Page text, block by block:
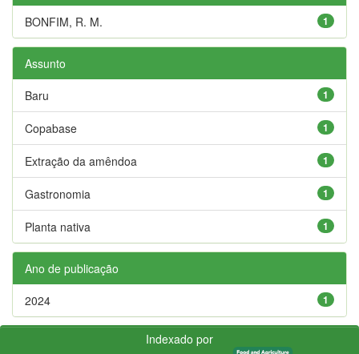
1
BONFIM, R. M.
Assunto
1
Baru
1
Copabase
1
Extração da amêndoa
1
Gastronomia
1
Planta nativa
Ano de publicação
1
2024
Indexado por